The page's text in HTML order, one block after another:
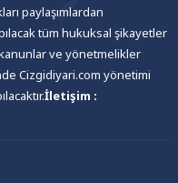
paylaşımlardan
tüm hukuksal şikayetler
ve yönetmelikler
Cizgidiyari.com yönetimi
İletişim :